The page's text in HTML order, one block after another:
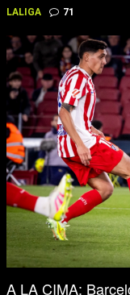
LALIGA 71
A LA CIMA: